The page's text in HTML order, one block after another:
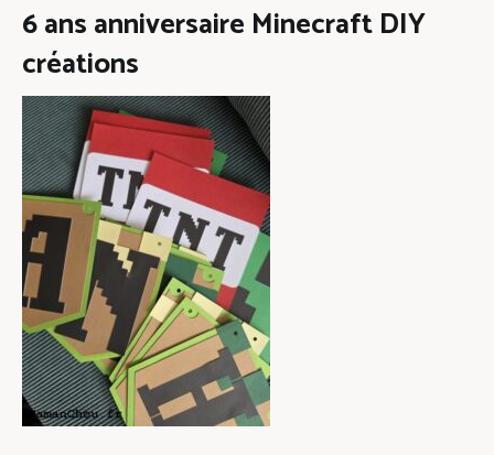
6 ans anniversaire Minecraft DIY
créations